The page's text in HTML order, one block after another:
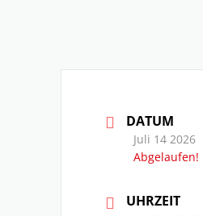
DATUM
Juli 14 2026
Abgelaufen!
UHRZEIT